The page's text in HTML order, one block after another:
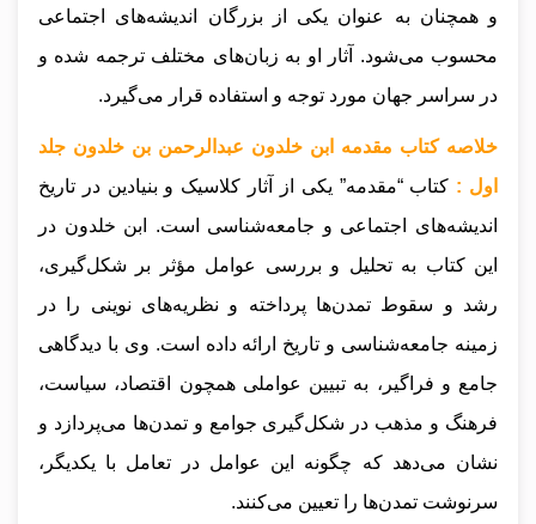
و همچنان به عنوان یکی از بزرگان اندیشه‌های اجتماعی
محسوب می‌شود. آثار او به زبان‌های مختلف ترجمه شده و
در سراسر جهان مورد توجه و استفاده قرار می‌گیرد.
خلاصه کتاب مقدمه ابن خلدون عبدالرحمن بن خلدون جلد
اول : کتاب “مقدمه” یکی از آثار کلاسیک و بنیادین در تاریخ
اندیشه‌های اجتماعی و جامعه‌شناسی است. ابن خلدون در
این کتاب به تحلیل و بررسی عوامل مؤثر بر شکل‌گیری،
رشد و سقوط تمدن‌ها پرداخته و نظریه‌های نوینی را در
زمینه جامعه‌شناسی و تاریخ ارائه داده است. وی با دیدگاهی
جامع و فراگیر، به تبیین عواملی همچون اقتصاد، سیاست،
فرهنگ و مذهب در شکل‌گیری جوامع و تمدن‌ها می‌پردازد و
نشان می‌دهد که چگونه این عوامل در تعامل با یکدیگر،
سرنوشت تمدن‌ها را تعیین می‌کنند.